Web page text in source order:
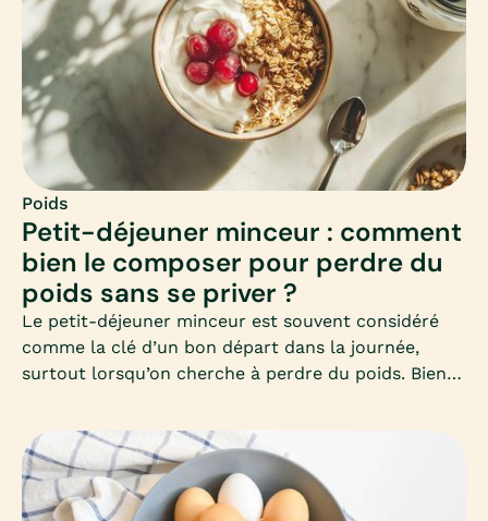
équilibré.
Poids
Petit-déjeuner minceur : comment
bien le composer pour perdre du
poids sans se priver ?
Le petit-déjeuner minceur est souvent considéré
comme la clé d’un bon départ dans la journée,
surtout lorsqu’on cherche à perdre du poids. Bien
stabiliser la glycémie et de favoriser un
métabolisme actif toute la matinée. Mais encore
faut-il savoir quels aliments privilégier et comment
équilibrer ce premier repas.